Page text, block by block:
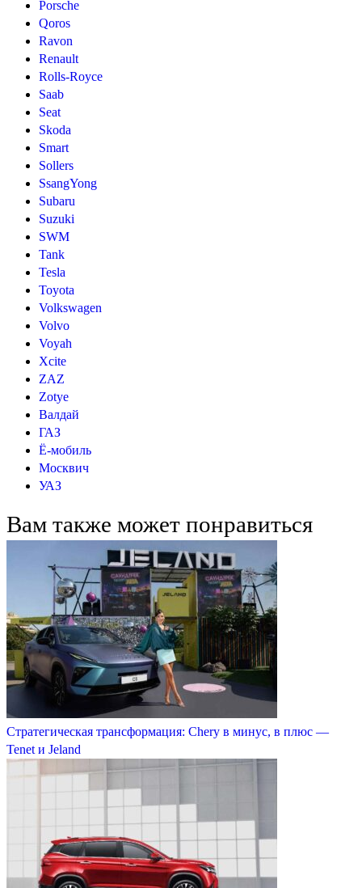
Porsche
Qoros
Ravon
Renault
Rolls-Royce
Saab
Seat
Skoda
Smart
Sollers
SsangYong
Subaru
Suzuki
SWM
Tank
Tesla
Toyota
Volkswagen
Volvo
Voyah
Xcite
ZAZ
Zotye
Валдай
ГАЗ
Ё-мобиль
Москвич
УАЗ
Вам также может понравиться
Стратегическая трансформация: Chery в минус, в плюс —
Tenet и Jeland